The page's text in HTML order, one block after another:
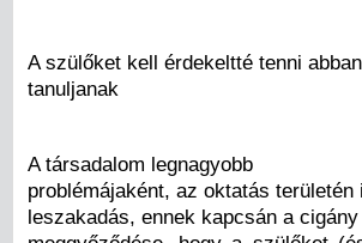
A szülőket kell érdekeltté tenni
tanuljanak
A társadalom legnagyobb
problémájaként, az oktatás
leszakadás, ennek kapcsán a